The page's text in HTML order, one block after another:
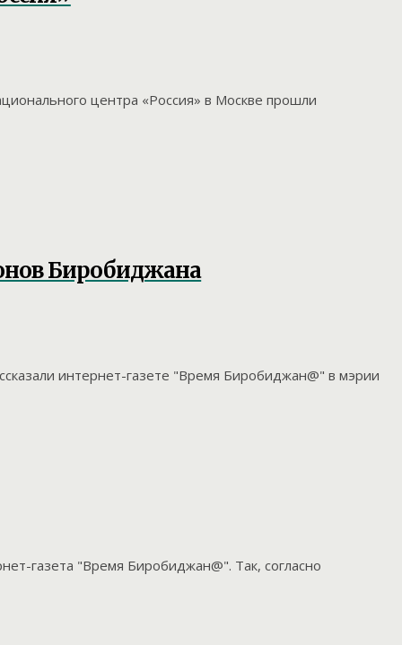
центра «Россия» в Москве прошли
Биробиджана
интернет-газете "Время Биробиджан@" в мэрии
газета "Время Биробиджан@". Так, согласно